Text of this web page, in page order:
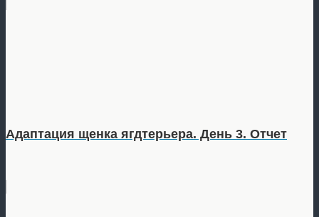
Адаптация щенка ягдтерьера. День 3. Отчет